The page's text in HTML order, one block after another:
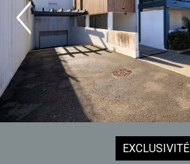
EXCLUSIVITÉ